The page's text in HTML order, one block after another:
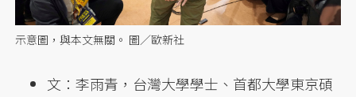
示意圖，與本文無關。 圖／歐新社
文：李雨青，台灣大學學士、首都大學東京碩